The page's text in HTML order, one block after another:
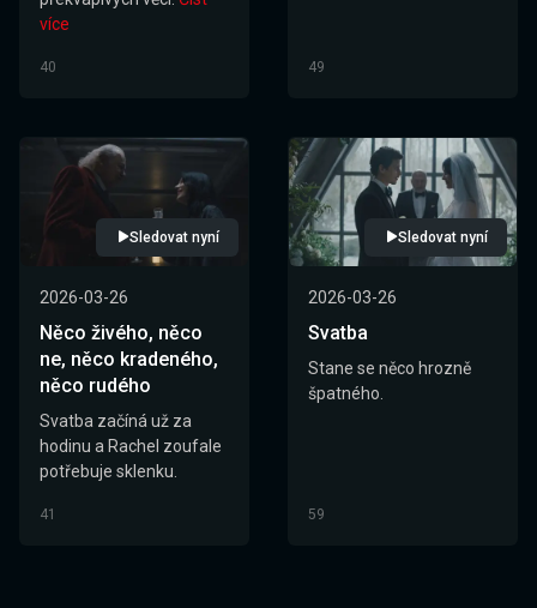
více
40 49
Sledovat nyní
2026-03-26
Něco živého, něco
ne, něco kradeného,
něco rudého
Svatba začíná už za
hodinu a Rachel zoufale
potřebuje sklenku.
41
Sledovat nyní
2026-03-26
Svatba
Stane se něco hrozně
špatného.
59